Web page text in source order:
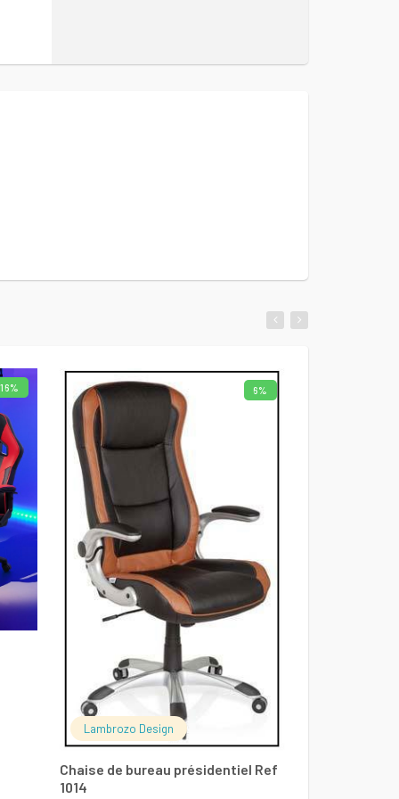
16% 6%
Lambrozo Design
Chaise de bureau présidentiel Ref
1014
LIRE LA SUITE